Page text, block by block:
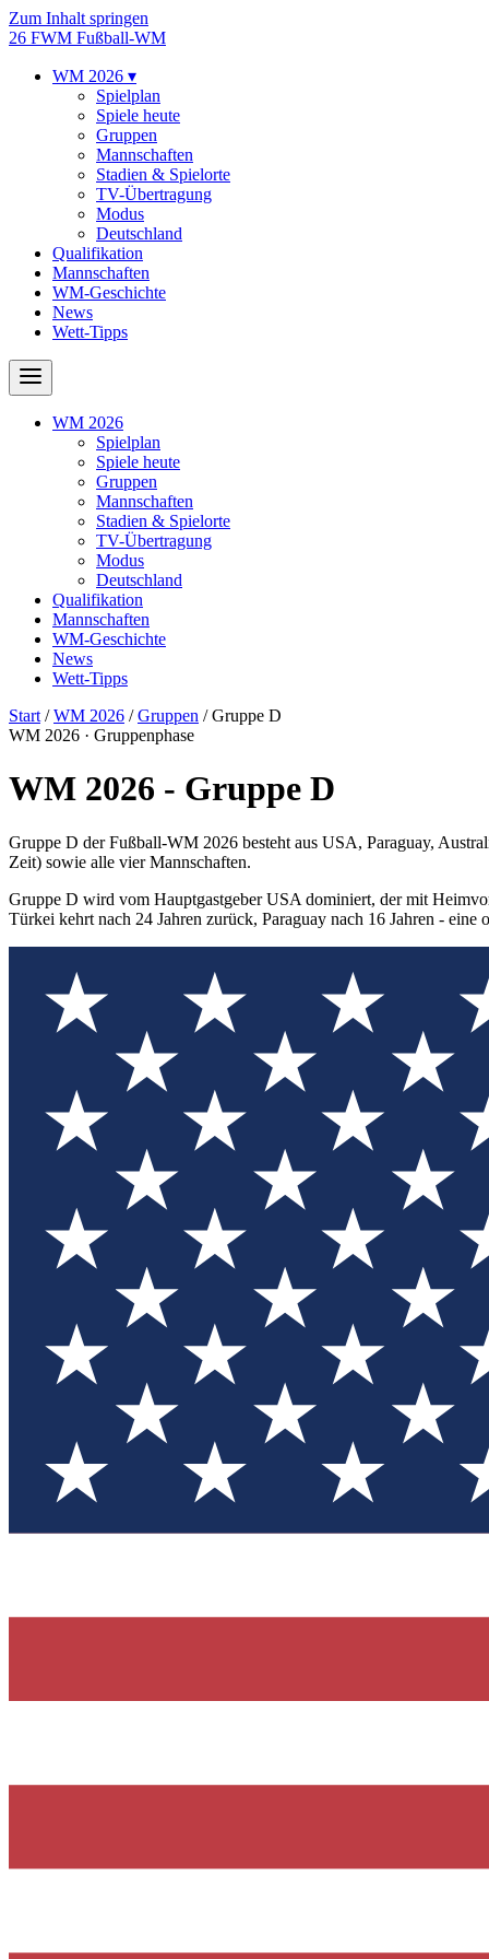
Zum Inhalt springen
26 FWM Fußball-WM
WM 2026 ▾
Spielplan
Spiele heute
Gruppen
Mannschaften
Stadien & Spielorte
TV-Übertragung
Modus
Deutschland
Qualifikation
Mannschaften
WM-Geschichte
News
Wett-Tipps
WM 2026
Spielplan
Spiele heute
Gruppen
Mannschaften
Stadien & Spielorte
TV-Übertragung
Modus
Deutschland
Qualifikation
Mannschaften
WM-Geschichte
News
Wett-Tipps
Start /WM 2026 /Gruppen / Gruppe D
WM 2026 · Gruppenphase
WM 2026 - Gruppe D
Gruppe D der Fußball-WM 2026 besteht aus USA, Paraguay,
Zeit) sowie alle vier Mannschaften.
Gruppe D wird vom Hauptgastgeber USA dominiert, der mit
Türkei kehrt nach 24 Jahren zurück, Paraguay nach 16 Jahren -